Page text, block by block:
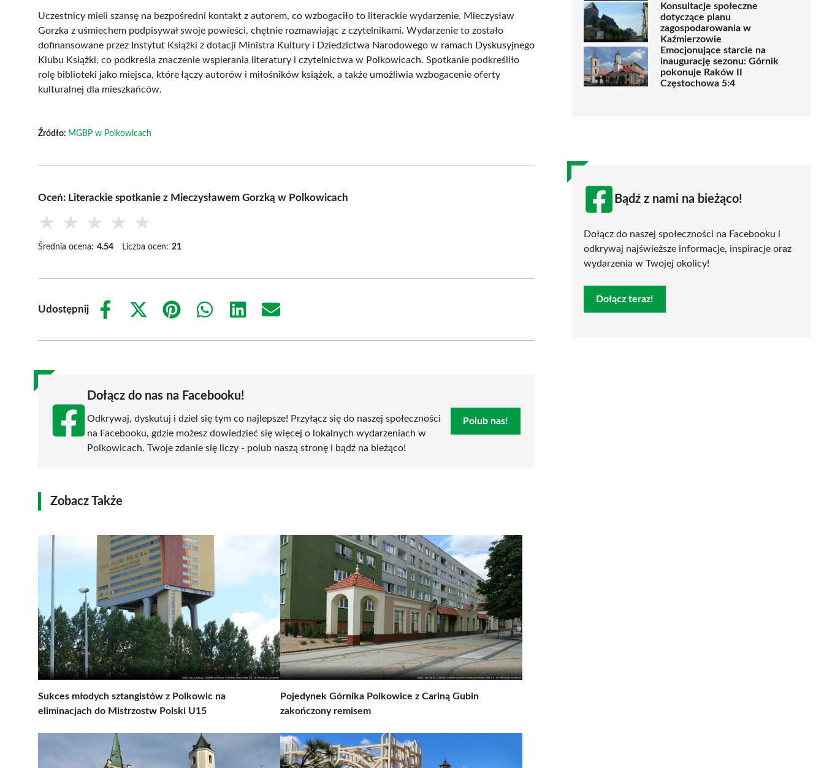
Uczestnicy mieli szansę na bezpośredni kontakt z autorem, co wzbogaciło to literackie wydarzenie. Mieczysław
Gorzka z uśmiechem podpisywał swoje powieści, chętnie rozmawiając z czytelnikami. Wydarzenie to zostało
dofinansowane przez Instytut Książki z dotacji Ministra Kultury i Dziedzictwa Narodowego w ramach Dyskusyjnego
Klubu Książki, co podkreśla znaczenie wspierania literatury i czytelnictwa w Polkowicach. Spotkanie podkreśliło
rolę biblioteki jako miejsca, które łączy autorów i miłośników książek, a także umożliwia wzbogacenie oferty
kulturalnej dla mieszkańców.
Źródło: MGBP w Polkowicach
Oceń: Literackie spotkanie z Mieczysławem Gorzką w Polkowicach
★ ★ ★ ★ ★
Średnia ocena: 4.54 Liczba ocen: 21
Udostępnij
Share
Share
(Twitter)
Share
Share
Share
Share
Dołącz do nas na Facebooku!
Odkrywaj, dyskutuj i dziel się tym co najlepsze! Przyłącz się do naszej społeczności
na Facebooku, gdzie możesz dowiedzieć się więcej o lokalnych wydarzeniach w
Polkowicach. Twoje zdanie się liczy - polub naszą stronę i bądź na bieżąco!
Polub nas!
Zobacz Także
Sukces młodych sztangistów z Polkowic na
eliminacjach do Mistrzostw Polski U15
Pojedynek Górnika Polkowice z Cariną Gubin
zakończony remisem
Konsultacje społeczne
dotyczące planu
zagospodarowania w
Kaźmierzowie
Emocjonujące starcie na
inaugurację sezonu: Górnik
pokonuje Raków II
Częstochowa 5:4
Bądź z nami na bieżąco!
Dołącz do naszej społeczności na Facebooku i
odkrywaj najświeższe informacje, inspiracje oraz
wydarzenia w Twojej okolicy!
Dołącz teraz!